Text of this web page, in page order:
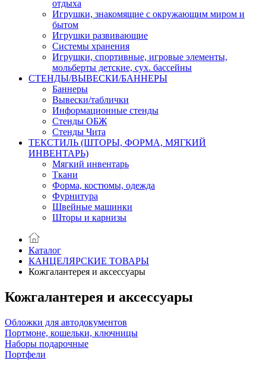
отдыха
Игрушки, знакомящие с окружающим миром и
бытом
Игрушки развивающие
Системы хранения
Игрушки, спортивные, игровые элементы,
мольберты детские, сух. бассейны
СТЕНДЫ/ВЫВЕСКИ/БАННЕРЫ
Баннеры
Вывески/таблички
Информационные стенды
Стенды ОБЖ
Стенды Чита
ТЕКСТИЛЬ (ШТОРЫ, ФОРМА, МЯГКИЙ
ИНВЕНТАРЬ)
Мягкий инвентарь
Ткани
Форма, костюмы, одежда
Фурнитура
Швейные машинки
Шторы и карнизы
Каталог
КАНЦЕЛЯРСКИЕ ТОВАРЫ
Кожгалантерея и аксессуары
Кожгалантерея и аксессуары
Обложки для автодокументов
Портмоне, кошельки, ключницы
Наборы подарочные
Портфели